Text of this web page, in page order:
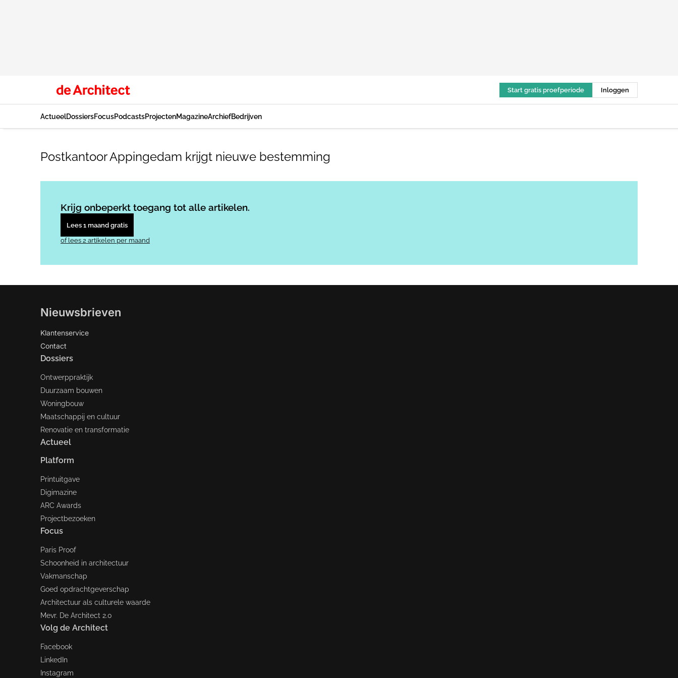
Start gratis proefperiode Inloggen
ActueelDossiersFocusPodcastsProjectenMagazineArchiefBedrijven
Postkantoor Appingedam krijgt nieuwe bestemming
Krijg onbeperkt toegang tot alle artikelen.
Lees 1 maand gratis
of lees 2 artikelen per maand
Nieuwsbrieven
Klantenservice
Contact
Dossiers
Ontwerppraktijk
Duurzaam bouwen
Woningbouw
Maatschappij en cultuur
Renovatie en transformatie
Actueel
Platform
Printuitgave
Digimazine
ARC Awards
Projectbezoeken
Focus
Paris Proof
Schoonheid in architectuur
Vakmanschap
Goed opdrachtgeverschap
Architectuur als culturele waarde
Mevr. De Architect 2.0
Volg de Architect
Facebook
LinkedIn
Instagram